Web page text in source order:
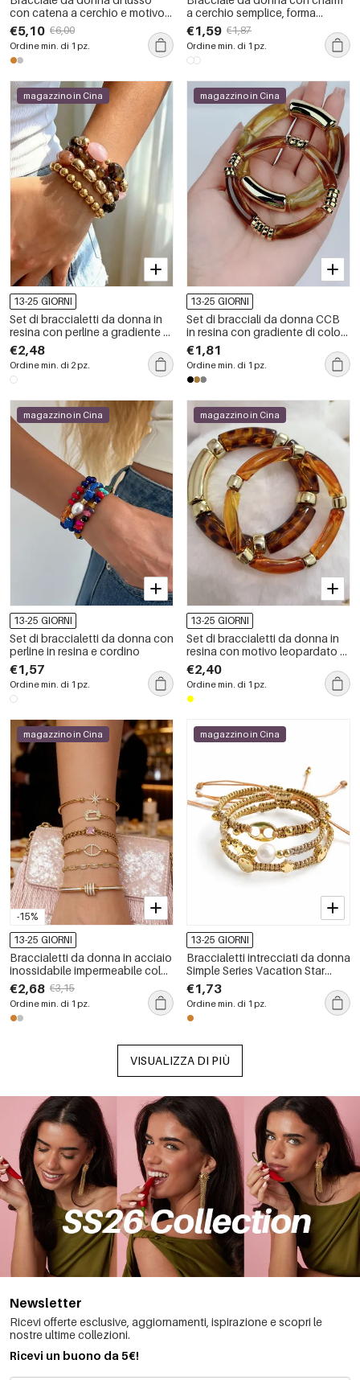
con catena a cerchio e motivo a
cuore patchwork in acciaio
inossidabile color oro
impermeabile con zirconi.
€5,10 €6,00
Ordine min. di 1 pz.
a cerchio semplice, forma
geometrica, in acciaio
inossidabile, impermeabile,
color oro, con zirconi.
€1,59 €1,87
Ordine min. di 1 pz.
magazzino in Cina
13-25 GIORNI
Set di braccialetti da donna in
resina con perline a gradiente di
colore
€2,48
Ordine min. di 2 pz.
magazzino in Cina
13-25 GIORNI
Set di bracciali da donna CCB
in resina con gradiente di colore
retrò
€1,81
Ordine min. di 1 pz.
magazzino in Cina
13-25 GIORNI
Set di braccialetti da donna con
perline in resina e cordino
€1,57
Ordine min. di 1 pz.
magazzino in Cina
13-25 GIORNI
Set di braccialetti da donna in
resina con motivo leopardato e
colori misti
€2,40
Ordine min. di 1 pz.
-15%
magazzino in Cina
13-25 GIORNI
Braccialetti da donna in acciaio
inossidabile impermeabile color
oro con strass e ciondoli.
€2,68 €3,15
Ordine min. di 1 pz.
magazzino in Cina
13-25 GIORNI
Braccialetti intrecciati da donna
Simple Series Vacation Star
Smiling Face, colore oro, con
corda intrecciata.
€1,73
Ordine min. di 1 pz.
VISUALIZZA DI PIÙ
Newsletter
Ricevi offerte esclusive, aggiornamenti, ispirazione e scopri le
nostre ultime collezioni.
Ricevi un buono da 5€!